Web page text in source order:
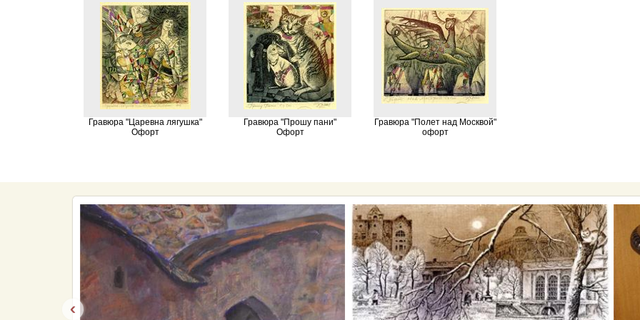
Гравюра "Царевна лягушка"
Офорт
Гравюра "Прошу пани"
Офорт
Гравюра "Полет над Москвой"
офорт
‹